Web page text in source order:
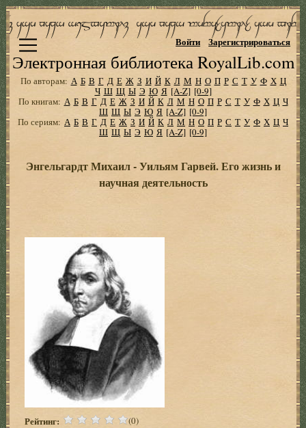
Электронная библиотека RoyalLib.com
Войти Зарегистрироваться
По авторам: А Б В Г Д Е Ж З И Й К Л М Н О П Р С Т У Ф Х Ц
Ч Ш Щ Ы Э Ю Я [A-Z] [0-9]
По книгам: А Б В Г Д Е Ж З И Й К Л М Н О П Р С Т У Ф Х Ц Ч
Ш Щ Ы Э Ю Я [A-Z] [0-9]
По сериям: А Б В Г Д Е Ж З И Й К Л М Н О П Р С Т У Ф Х Ц Ч
Ш Щ Ы Э Ю Я [A-Z] [0-9]
Энгельгардт Михаил - Уильям Гарвей. Его жизнь и
научная деятельность
Рейтинг: (0)